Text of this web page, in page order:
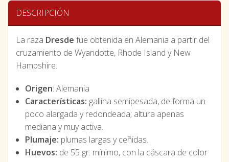
DESCRIPCIÓN
La raza Dresde fue obtenida en Alemania a partir del
cruzamiento de Wyandotte, Rhode Island y New
Hampshire.
Origen: Alemania
Características: gallina semipesada, de forma un
poco alargada y redondeada; altura apenas
mediana y muy activa.
Plumaje: plumas largas y ceñidas.
Huevos: de 55 gr. mínimo, con la cáscara de color